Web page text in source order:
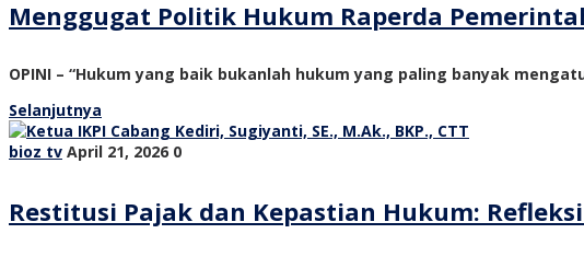
Menggugat Politik Hukum Raperda
OPINI – “Hukum yang baik bukanlah hukum yang paling banyak
Selanjutnya
bioz tv April 21, 2026 0
Restitusi Pajak dan Kepastian Hukum: